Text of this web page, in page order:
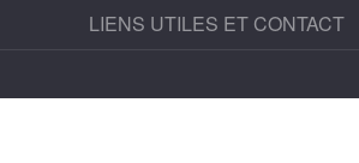
LIENS UTILES ET CONTACT